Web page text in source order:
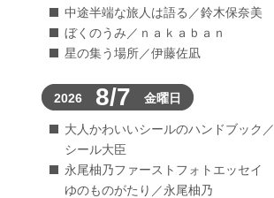
中途半端な旅人は語る／鈴木保奈美
ぼくのうみ／ｎａｋａｂａｎ
星の集う場所／伊藤佐凪
2026 8/7 金曜日
大人かわいいシールのハンドブック／
シール大臣
永尾柚乃ファーストフォトエッセイ
ゆのものがたり／永尾柚乃